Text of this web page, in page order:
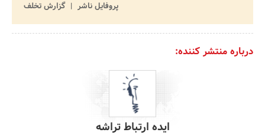
پروفایل ناشر
گزارش تخلف
درباره منتشر کننده:
ایده ارتباط تراشه